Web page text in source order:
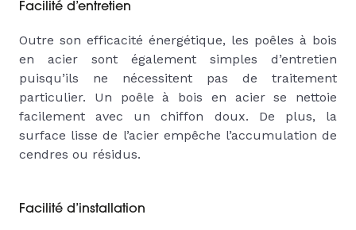
Facilité d’entretien
Outre son efficacité énergétique, les poêles à bois
en acier sont également simples d’entretien
puisqu’ils ne nécessitent pas de traitement
particulier. Un poêle à bois en acier se nettoie
facilement avec un chiffon doux. De plus, la
surface lisse de l’acier empêche l’accumulation de
cendres ou résidus.
Facilité d’installation